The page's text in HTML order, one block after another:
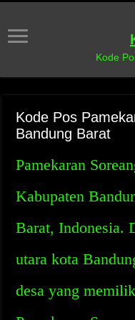
Kode
Kode Pos
Bandung Barat
Pamekaran
Kabupaten
Barat, Indonesia.
utara kota
desa yang